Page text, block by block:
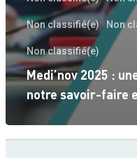
Non classifié(e) Non
Non classifié(e)
Medi’nov 2025 :
notre savoir-faire